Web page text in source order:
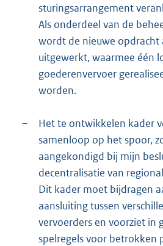
sturingsarrangement
Als onderdeel van de
wordt de nieuwe opdracht
uitgewerkt, waarmee één
goederenvervoer
worden.
–
Het te ontwikkelen kader
samenloop op het spoor,
aangekondigd bij mijn
decentralisatie van
Dit kader moet bijdragen
aansluiting tussen
vervoerders en voorziet in
spelregels voor betrokken